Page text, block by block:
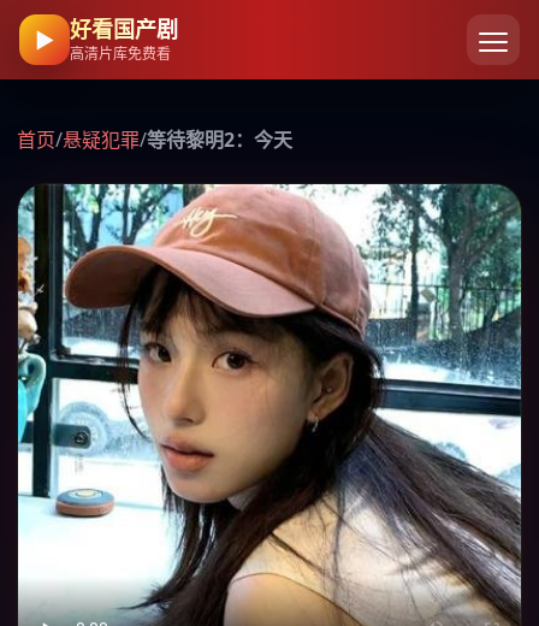
▶ 好看国产剧
高清片库免费看
首页/悬疑犯罪/等待黎明2：今天